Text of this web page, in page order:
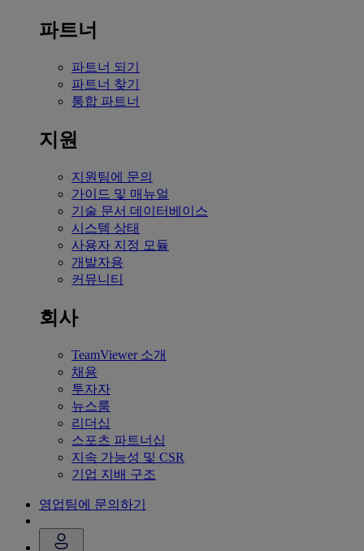
파트너
파트너 되기
파트너 찾기
통합 파트너
지원
지원팀에 문의
가이드 및 매뉴얼
기술 문서 데이터베이스
시스템 상태
사용자 지정 모듈
개발자용
커뮤니티
회사
TeamViewer 소개
채용
투자자
뉴스룸
리더십
스포츠 파트너십
지속 가능성 및 CSR
기업 지배 구조
영업팀에 문의하기